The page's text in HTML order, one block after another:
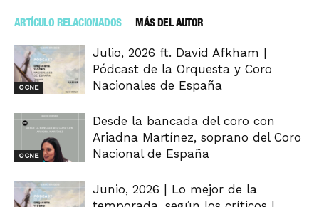
ARTÍCULO RELACIONADOS MÁS DEL AUTOR
OCNE
Julio, 2026 ft. David Afkham |
Pódcast de la Orquesta y Coro
Nacionales de España
OCNE
Desde la bancada del coro con
Ariadna Martínez, soprano del Coro
Nacional de España
Junio, 2026 | Lo mejor de la